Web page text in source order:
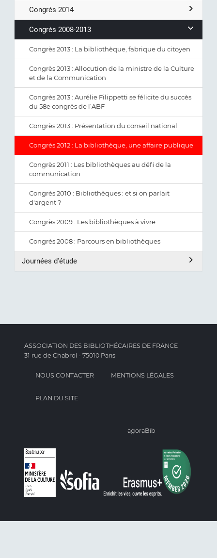
Congrès 2014
Congrès 2008-2013
Congrès 2013 : La bibliothèque, fabrique du citoyen
Congrès 2013 : Allocution de la ministre de la Culture
et de la Communication
Congrès 2013 : Aurélie Filippetti se félicite du succès
du 58e congrès de l’ABF
Congrès 2013 : Présentation du conseil national
Congrès 2012 : La bibliothèque, une affaire publique
Congrès 2011 : Les bibliothèques au défi de la
communication
Congrès 2010 : Bibliothèques : et si on parlait
d'argent ?
Congrès 2009 : Les bibliothèques à vivre
Congrès 2008 : Parcours en bibliothèques
Journées d'étude
ASSOCIATION DES BIBLIOTHÉCAIRES DE FRANCE
31 rue de Chabrol - 75010 Paris
NOUS CONTACTER MENTIONS LÉGALES
PLAN DU SITE
agoraBib